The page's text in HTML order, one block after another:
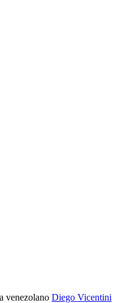
venezolano Diego Vicentini